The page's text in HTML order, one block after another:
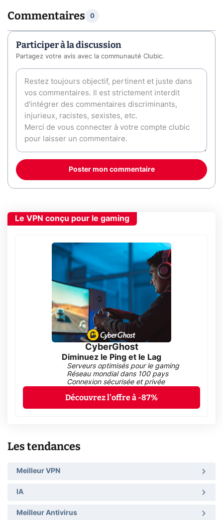
Commentaires 0
Participer à la discussion
Partagez votre avis avec la communauté Clubic.
Poster mon commentaire
Le VPN conçu pour le gaming
CyberGhost
Diminuez le Ping et le Lag
Serveurs optimisés pour le gaming
Réseau mondial dans 100 pays
Connexion sécurisée et privée
Découvrez l'offre à -87%
Les tendances
Meilleur VPN
IA
Meilleur Antivirus